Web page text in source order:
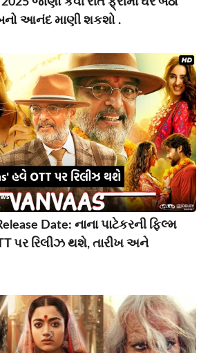
આનંદ માણી શકશો .
Date: નાના પાટેકરની ફિલ્મ
પર રિલીઝ થશે, તારીખ અને